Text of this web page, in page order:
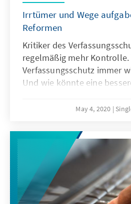
Irrtümer und Wege
Reformen
Kritiker des
regelmäßig mehr
Verfassungsschutz immer
Und wie könnte eine
May 4, 2020